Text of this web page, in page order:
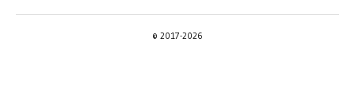
© 2017-2026